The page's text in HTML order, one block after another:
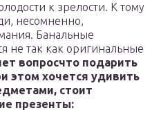
к зрелости. К тому
несомненно,
Банальные
не так как оригинальные
вопросчто подарить
этом хочется удивить
стоит
презенты: